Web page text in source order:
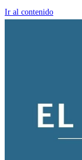
Ir al contenido